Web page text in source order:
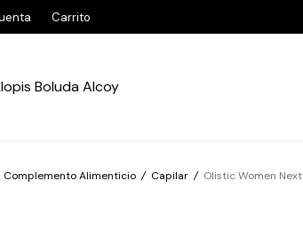
Carrito
Complemento Alimenticio / Capilar / Olistic Women Next